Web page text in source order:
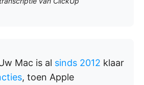
Mac is al sinds 2012 klaar
, toen Apple